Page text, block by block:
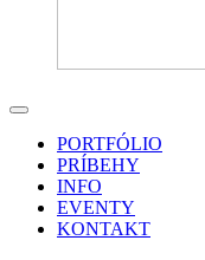
PORTFÓLIO
PRÍBEHY
INFO
EVENTY
KONTAKT